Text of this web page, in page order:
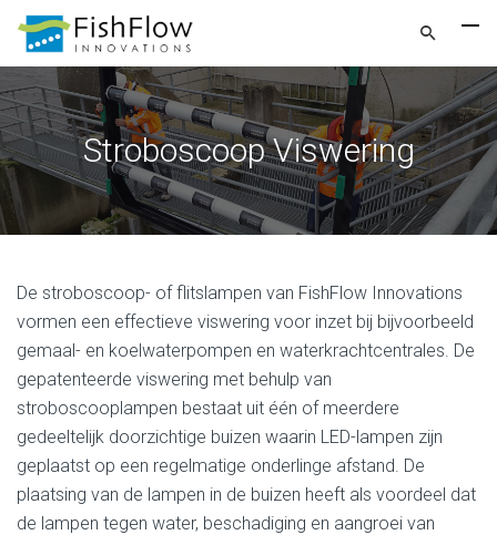
Stroboscoop Viswering
De stroboscoop- of flitslampen van FishFlow Innovations
vormen een effectieve viswering voor inzet bij bijvoorbeeld
gemaal- en koelwaterpompen en waterkrachtcentrales. De
gepatenteerde viswering met behulp van
stroboscooplampen bestaat uit één of meerdere
gedeeltelijk doorzichtige buizen waarin LED-lampen zijn
geplaatst op een regelmatige onderlinge afstand. De
plaatsing van de lampen in de buizen heeft als voordeel dat
de lampen tegen water, beschadiging en aangroei van